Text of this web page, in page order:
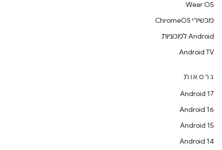
Wear OS
מכשירי ChromeOS
Android למכוניות
Android TV
גרסאות
Android 17
Android 16
Android 15
Android 14